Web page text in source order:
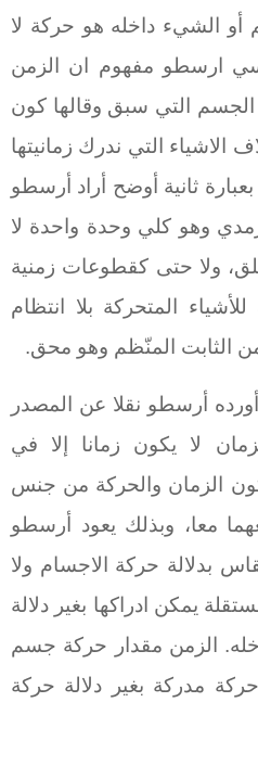
أو الشيء داخله هو حركة لا
ارسطو مفهوم ان الزمن
التي سبق وقالها كون
الاشياء التي ندرك زمانيتها
ثانية أوضح أراد أرسطو
وهو كلي وحدة واحدة لا
ولا حتى كقطوعات زمنية
المتحركة بلا انتظام
الثابت المنّظم وهو محق.
أرسطو نقلا عن المصدر
لا يكون زمانا إلا في
الزمان والحركة من جنس
معا، وبذلك يعود أرسطو
بدلالة حركة الاجسام ولا
يمكن ادراكها بغير دلالة
الزمن مقدار حركة جسم
مدركة بغير دلالة حركة